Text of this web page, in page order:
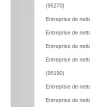
(95270)
Entreprise de
Entreprise de
Entreprise de
Entreprise de
(95190)
Entreprise de
Entreprise de